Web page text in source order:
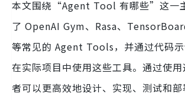
本文围绕“Agent Tool 有哪些”这一
了 OpenAI Gym、Rasa、
等常见的 Agent Tools，并通过代码
在实际项目中使用这些工具。通过使
者可以更高效地设计、实现、测试和